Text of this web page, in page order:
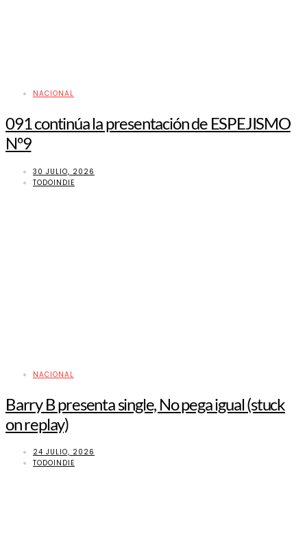
NACIONAL
091 continúa la presentación de ESPEJISMO
Nº9
30 JULIO, 2026
TODOINDIE
NACIONAL
Barry B presenta single, No pega igual (stuck
on replay)
24 JULIO, 2026
TODOINDIE